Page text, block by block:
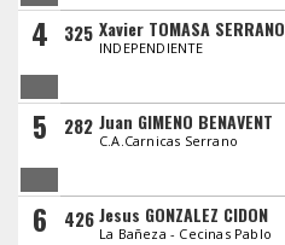
4 325 Xavier TOMASA SERRANO
INDEPENDIENTE
5 282 Juan GIMENO BENAVENT
C.A.Carnicas Serrano
6 426 Jesus GONZALEZ CIDON
La Bañeza - Cecinas Pablo